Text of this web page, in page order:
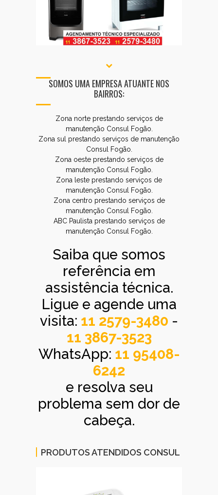
SOMOS UMA EMPRESA ATUANTE NOS
BAIRROS:
Zona norte prestando serviços de
manutenção Consul Fogão.
Zona sul prestando serviços de manutenção
Consul Fogão.
Zona oeste prestando serviços de
manutenção Consul Fogão.
Zona leste prestando serviços de
manutenção Consul Fogão.
Zona centro prestando serviços de
manutenção Consul Fogão.
ABC Paulista prestando serviços de
manutenção Consul Fogão.
Saiba que somos
referência em
assistência técnica.
Ligue e agende uma
visita: 11 2579-3480 -
11 3867-3523
WhatsApp: 11 95408-
6242
e resolva seu
problema sem dor de
cabeça.
PRODUTOS ATENDIDOS CONSUL